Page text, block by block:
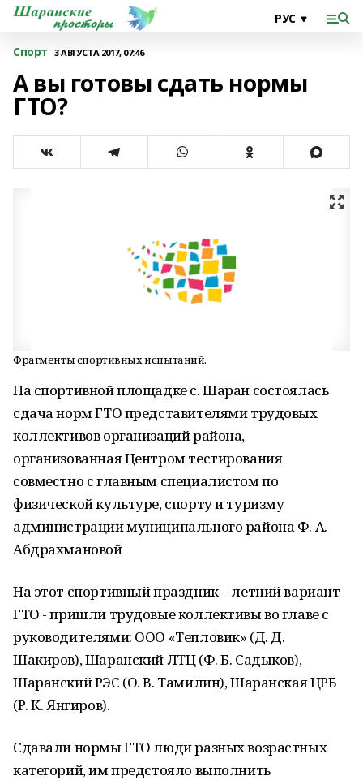
Спорт 3 АВГУСТА 2017, 07:46
А вы готовы сдать нормы
ГТО?
Фрагменты спортивных испытаний.
На спортивной площадке с. Шаран состоялась
сдача норм ГТО представителями трудовых
коллективов организаций района,
организованная Центром тестирования
совместно с главным специалистом по
физической культуре, спорту и туризму
администрации муниципального района Ф. А.
Абдрахмановой
На этот спортивный праздник – летний вариант
ГТО - пришли трудовые коллективы во главе с
руководителями: ООО «Тепловик» (Д. Д.
Шакиров), Шаранский ЛТЦ (Ф. Б. Садыков),
Шаранский РЭС (О. В. Тамилин), Шаранская ЦРБ
(Р. К. Янгиров).
Сдавали нормы ГТО люди разных возрастных
категорий, им предстояло выполнить